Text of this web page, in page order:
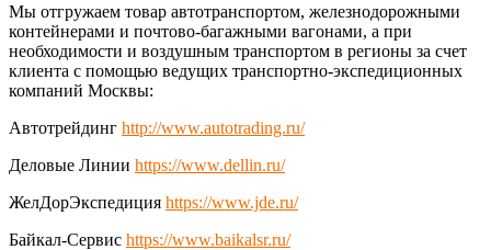
Мы отгружаем товар автотранспортом, железнодорожными
контейнерами и почтово-багажными вагонами, а при
необходимости и воздушным транспортом в регионы за счет
клиента с помощью ведущих транспортно-экспедиционных
компаний Москвы:
Автотрейдинг http://www.autotrading.ru/
Деловые Линии https://www.dellin.ru/
ЖелДорЭкспедиция https://www.jde.ru/
Байкал-Сервис https://www.baikalsr.ru/